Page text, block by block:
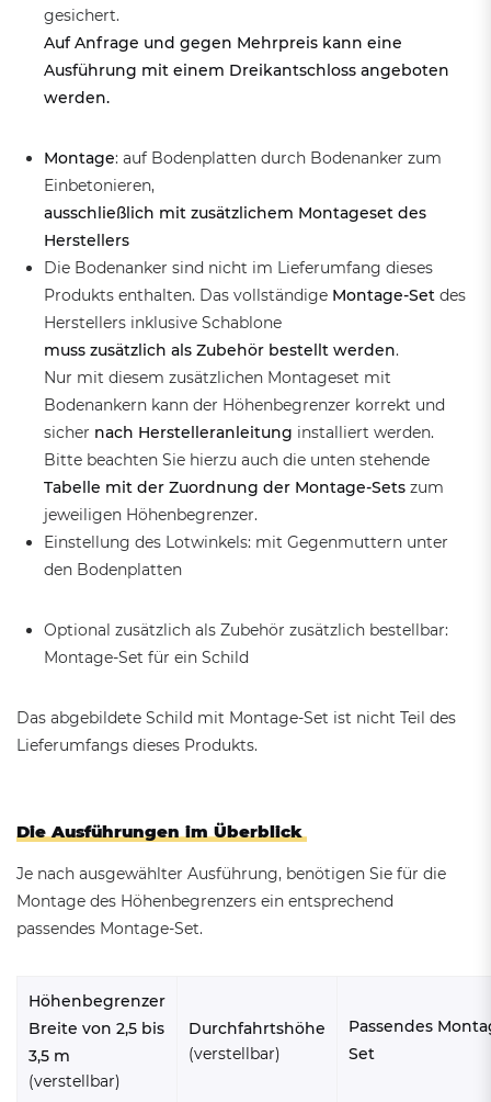
gesichert.
Auf Anfrage und gegen Mehrpreis kann eine
Ausführung mit einem Dreikantschloss angeboten
werden.
Montage: auf Bodenplatten durch Bodenanker zum
Einbetonieren,
ausschließlich mit zusätzlichem Montageset des
Herstellers
Die Bodenanker sind nicht im Lieferumfang dieses
Produkts enthalten. Das vollständige Montage-Set des
Herstellers inklusive Schablone
muss zusätzlich als Zubehör bestellt werden.
Nur mit diesem zusätzlichen Montageset mit
Bodenankern kann der Höhenbegrenzer korrekt und
sicher nach Herstelleranleitung installiert werden.
Bitte beachten Sie hierzu auch die unten stehende
Tabelle mit der Zuordnung der Montage-Sets zum
jeweiligen Höhenbegrenzer.
Einstellung des Lotwinkels: mit Gegenmuttern unter
den Bodenplatten
Optional zusätzlich als Zubehör zusätzlich bestellbar:
Montage-Set für ein Schild
Das abgebildete Schild mit Montage-Set ist nicht Teil des
Lieferumfangs dieses Produkts.
Die Ausführungen im Überblick
Je nach ausgewählter Ausführung, benötigen Sie für die
Montage des Höhenbegrenzers ein entsprechend
passendes Montage-Set.
Höhenbegrenzer
Breite von 2,5 bis
3,5 m
(verstellbar)
Durchfahrtshöhe
(verstellbar)
Passendes
Set